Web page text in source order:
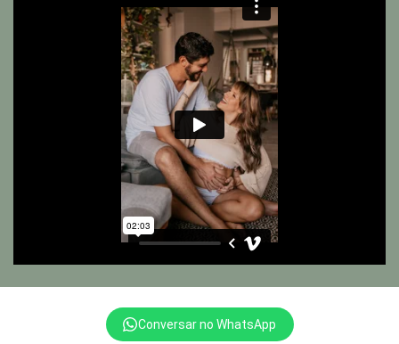
Conversar no WhatsApp